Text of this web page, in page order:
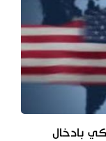
بادخال